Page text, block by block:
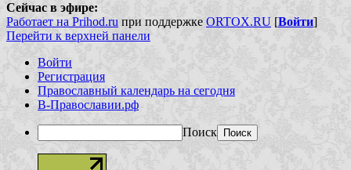
Сейчас в эфире:
Работает на Prihod.ru при поддержке ORTOX.RU [Войти]
Перейти к верхней панели
Войти
Регистрация
Православный календарь на сегодня
В-Православии.рф
Поиск